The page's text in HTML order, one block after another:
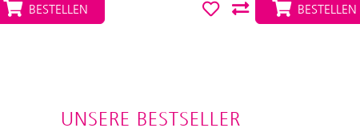
BESTELLEN BESTELLEN
UNSERE BESTSELLER